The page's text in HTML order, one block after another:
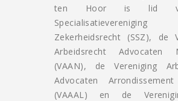
ten Hoor is lid
Zekerheidsrecht (SSZ), de
Arbeidsrecht Advocaten
(VAAN), de Vereniging
Advocaten
(VAAAL) en de